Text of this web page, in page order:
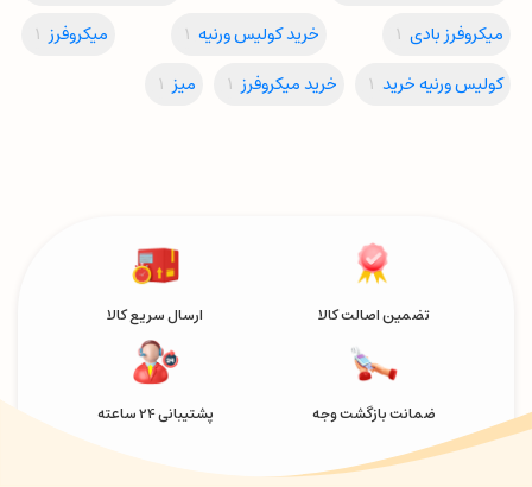
میکروفرز بادی 1 خرید کولیس ورنیه 1 میکروفرز 1
کولیس ورنیه خرید 1 خرید میکروفرز 1 میز 1
تضمین اصالت کالا ارسال سریع کالا
ضمانت بازگشت وجه پشتیبانی 24 ساعته